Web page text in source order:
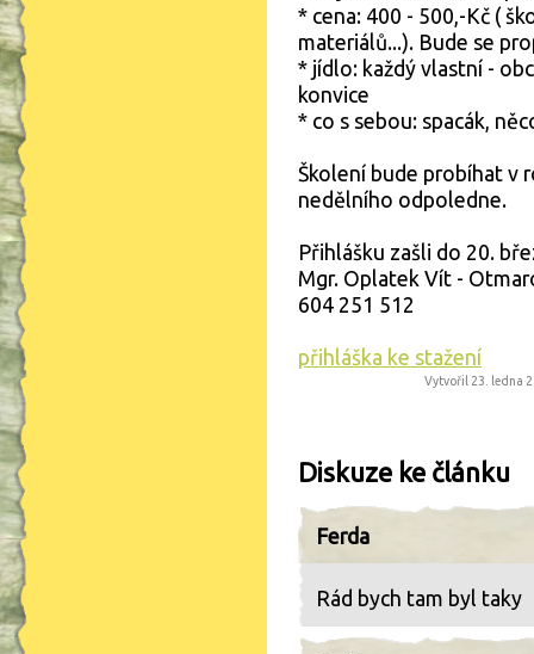
* cena: 400 - 500,-Kč (
materiálů...). Bude se
* jídlo: každý vlastní -
konvice
* co s sebou: spacák,
Školení bude probíhat v
nedělního odpoledne.
Přihlášku zašli do 20.
Mgr. Oplatek Vít -
604 251 512
přihláška ke stažení
Vytvořil 23. ledna
Diskuze ke článku
Ferda
Rád bych tam byl taky